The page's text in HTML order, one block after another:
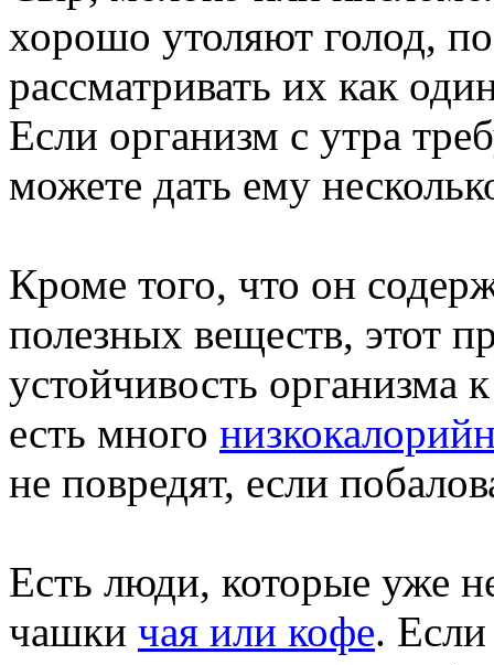
хорошо утоляют голод,
рассматривать их как
Если организм с утра
можете дать ему
Кроме того, что он
полезных веществ, этот
устойчивость организма
есть много
не повредят, если
Есть люди, которые уже
чашки чая или кофе.